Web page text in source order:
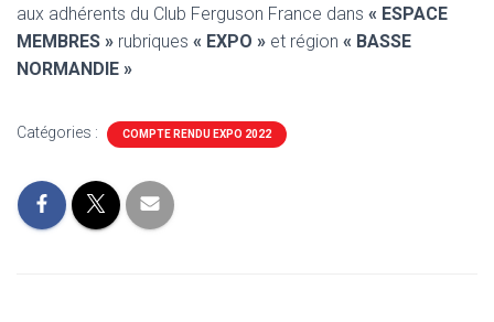
aux adhérents du Club Ferguson France dans « ESPACE
MEMBRES » rubriques « EXPO » et région « BASSE
NORMANDIE »
Catégories : COMPTE RENDU EXPO 2022